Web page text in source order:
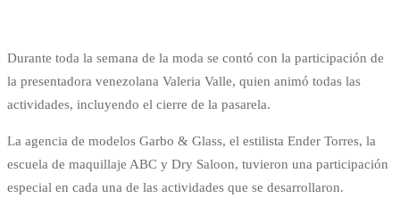
Durante toda la semana de la moda se contó con la participación de
la presentadora venezolana Valeria Valle, quien animó todas las
actividades, incluyendo el cierre de la pasarela.
La agencia de modelos Garbo & Glass, el estilista Ender Torres, la
escuela de maquillaje ABC y Dry Saloon, tuvieron una participación
especial en cada una de las actividades que se desarrollaron.